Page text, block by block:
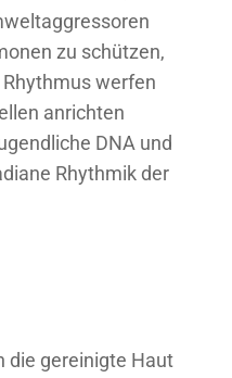
zu schützen,
werfen
anrichten
DNA und
Rhythmik der
die gereinigte Haut